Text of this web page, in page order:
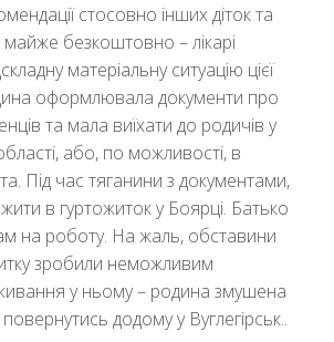
стосовно інших діток та
безкоштовно – лікарі
матеріальну ситуацію цієї
оформлювала документи про
та мала виїхати до родичів у
або, по можливості, в
Під час тяганини з документами,
жити в гуртожиток у Боярці. Батько
на роботу. На жаль, обставини
зробили неможливим
у ньому – родина змушена
додому у Вуглегірськ..